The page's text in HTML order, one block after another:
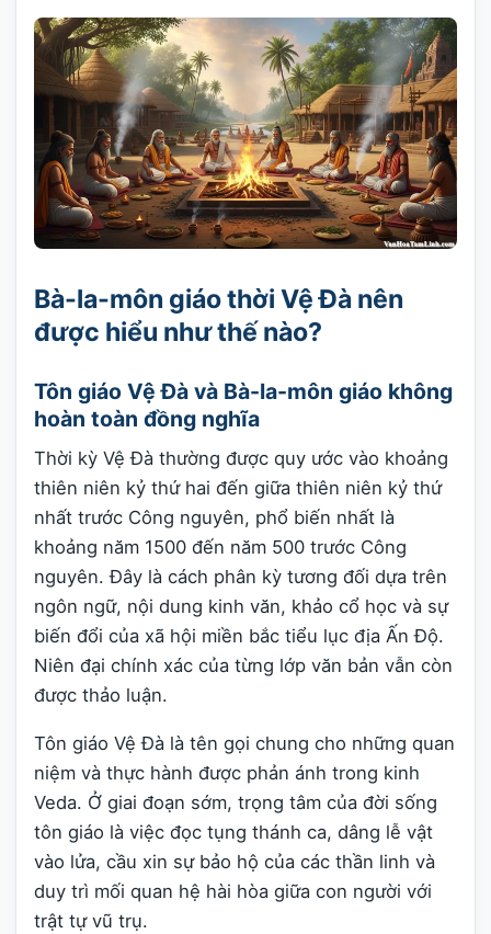
Bà-la-môn giáo thời Vệ Đà nên
được hiểu như thế nào?
Tôn giáo Vệ Đà và Bà-la-môn giáo không
hoàn toàn đồng nghĩa
Thời kỳ Vệ Đà thường được quy ước vào khoảng
thiên niên kỷ thứ hai đến giữa thiên niên kỷ thứ
nhất trước Công nguyên, phổ biến nhất là
khoảng năm 1500 đến năm 500 trước Công
nguyên. Đây là cách phân kỳ tương đối dựa trên
ngôn ngữ, nội dung kinh văn, khảo cổ học và sự
biến đổi của xã hội miền bắc tiểu lục địa Ấn Độ.
Niên đại chính xác của từng lớp văn bản vẫn còn
được thảo luận.
Tôn giáo Vệ Đà là tên gọi chung cho những quan
niệm và thực hành được phản ánh trong kinh
Veda. Ở giai đoạn sớm, trọng tâm của đời sống
tôn giáo là việc đọc tụng thánh ca, dâng lễ vật
vào lửa, cầu xin sự bảo hộ của các thần linh và
duy trì mối quan hệ hài hòa giữa con người với
trật tự vũ trụ.